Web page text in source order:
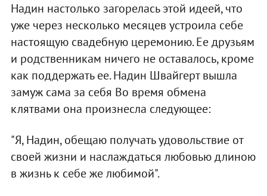
Надин настолько загорелась этой идеей, что
уже через несколько месяцев устроила себе
настоящую свадебную церемонию. Ее друзьям
и родственникам ничего не оставалось, кроме
как поддержать ее. Надин Швайгерт вышла
замуж сама за себя Во время обмена
клятвами она произнесла следующее:
"Я, Надин, обещаю получать удовольствие от
своей жизни и наслаждаться любовью длиною
в жизнь к себе же любимой".